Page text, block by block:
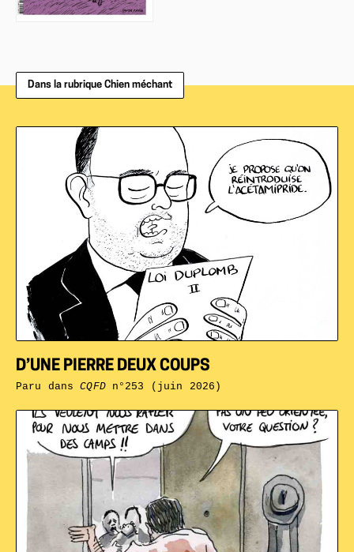
Dans la rubrique Chien méchant
D’UNE PIERRE DEUX COUPS
Paru dansCQFDn°253 (juin 2026)